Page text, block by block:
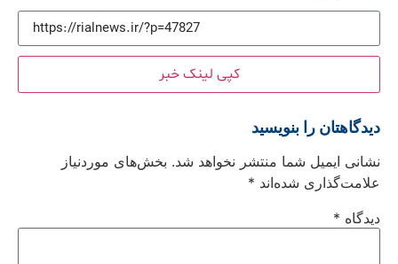
کپی لینک خبر
دیدگاهتان را بنویسید
نشانی ایمیل شما منتشر نخواهد شد. بخش‌های موردنیاز
علامت‌گذاری شده‌اند *
دیدگاه *